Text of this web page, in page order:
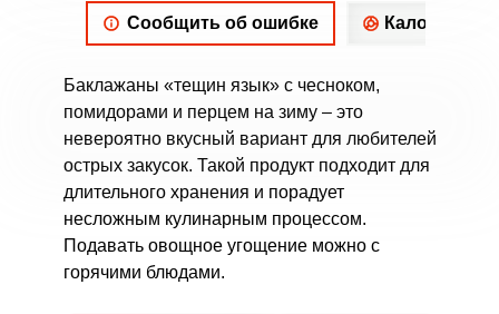
Сообщить об ошибке
Баклажаны «тещин язык» с чесноком,
помидорами и перцем на зиму – это
невероятно вкусный вариант для любителей
острых закусок. Такой продукт подходит для
длительного хранения и порадует
несложным кулинарным процессом.
Подавать овощное угощение можно с
горячими блюдами.